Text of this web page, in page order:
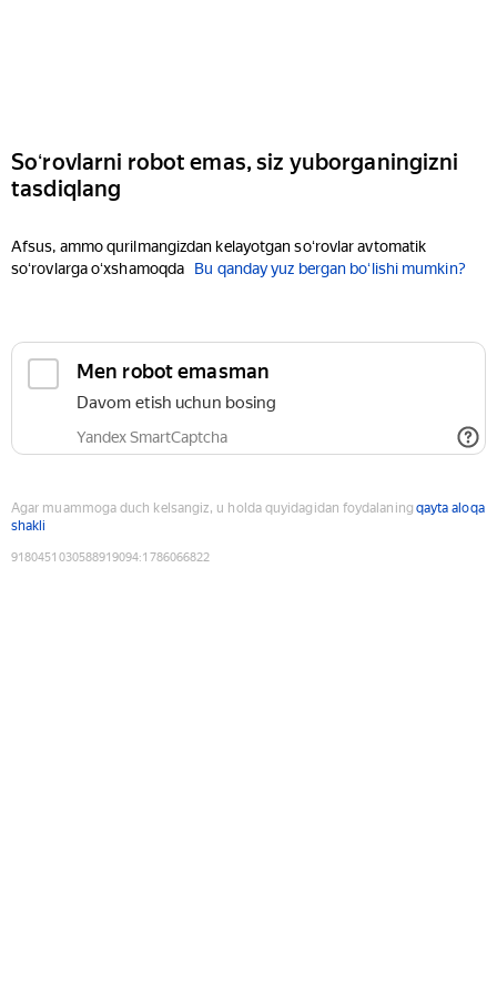
Soʻrovlarni robot emas, siz yuborganingizni
tasdiqlang
Afsus, ammo qurilmangizdan kelayotgan soʻrovlar avtomatik
soʻrovlarga oʻxshamoqda
Bu qanday yuz bergan boʻlishi mumkin?
Men robot emasman
Davom etish uchun bosing
Yandex SmartCaptcha
Agar muammoga duch kelsangiz, u holda quyidagidan foydalaning qayta aloqa
shakli
9180451030588919094:1786066822